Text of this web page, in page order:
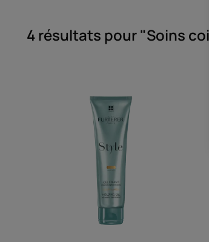
4 résultats pour "Soins
fixant